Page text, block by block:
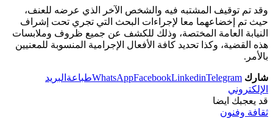
وقد تم توقيف المشتبه فيه والشخص الآخر الذي عرضه للعنف،
حيث تم إخضاعهما معا لإجراءات البحث التي تجري تحت إشراف
النيابة العامة المختصة، وذلك للكشف عن جميع ظروف وملابسات
هذه القضية، وكذا تحديد كافة الأفعال الإجرامية المنسوبة للمعنيين
بالأمر.
شارك WhatsAppFacebookLinkedinTelegram طباعة البريد
الإلكتروني
قد يعجبك ايضا
ثقافة وفنون